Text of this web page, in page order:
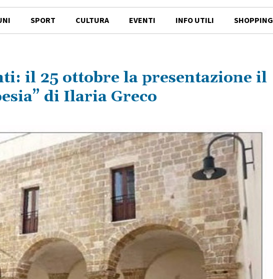
SPORT CULTURA EVENTI INFO UTILI SHOPPING
il 25 ottobre la presentazione il
di Ilaria Greco